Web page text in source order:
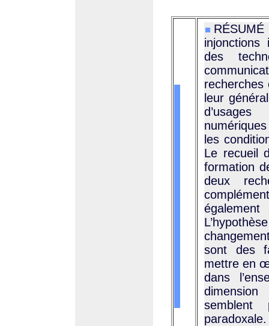
des
recherches
leur
les
Le recueil
formation
deux
sont des
mettre en
dans
semblent
paradoxale.